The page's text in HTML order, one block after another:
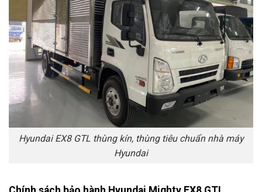
Hyundai EX8 GTL thùng kín, thùng tiêu chuẩn nhà máy
Hyundai